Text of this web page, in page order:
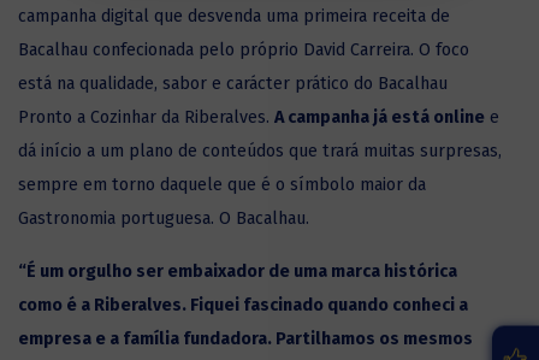
campanha digital que desvenda uma primeira receita de
Bacalhau confecionada pelo próprio David Carreira. O foco
está na qualidade, sabor e carácter prático do Bacalhau
Pronto a Cozinhar da Riberalves. A campanha já está online e
dá início a um plano de conteúdos que trará muitas surpresas,
sempre em torno daquele que é o símbolo maior da
Gastronomia portuguesa. O Bacalhau.
“É um orgulho ser embaixador de uma marca histórica
como é a Riberalves. Fiquei fascinado quando conheci a
empresa e a família fundadora. Partilhamos os mesmos